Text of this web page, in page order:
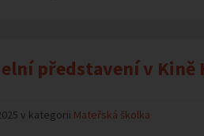
představení v Kině
v kategorii Mateřská školka